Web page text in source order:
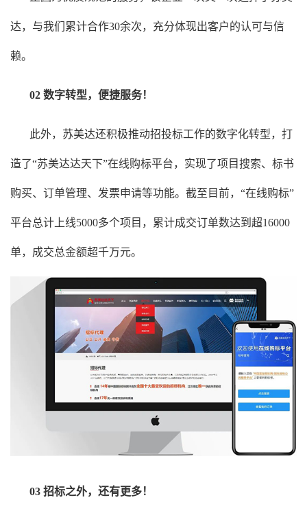
达，与我们累计合作30余次，充分体现出客户的认可与信
赖。
02 数字转型，便捷服务！
此外， 苏美达还积极推动招投标工作的数字化转型，打
造了“苏美达达天下”在线购标平台，实现了项目搜索、标书
购买、订单管理、发票申请等功能。截至目前，“在线购标”
平台总计上线5000多个项目，累计成交订单数达到超16000
单，成交总金额超千万元。
03 招标之外，还有更多！